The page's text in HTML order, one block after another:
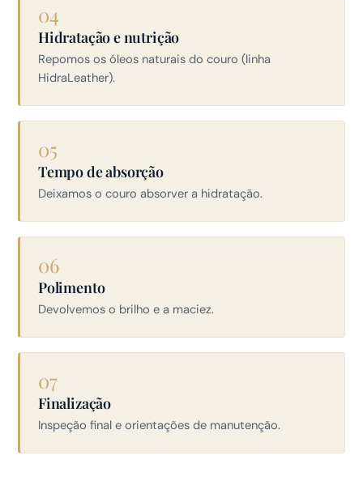
04
Hidratação e nutrição
Repomos os óleos naturais do couro (linha
HidraLeather).
05
Tempo de absorção
Deixamos o couro absorver a hidratação.
06
Polimento
Devolvemos o brilho e a maciez.
07
Finalização
Inspeção final e orientações de manutenção.